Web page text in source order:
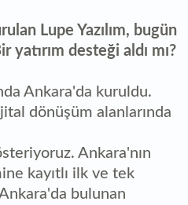
Lupe Yazılım, bugün
yatırım desteği aldı mı?
Ankara'da kuruldu.
dönüşüm alanlarında
Ankara'nın
kayıtlı ilk ve tek
bulunan